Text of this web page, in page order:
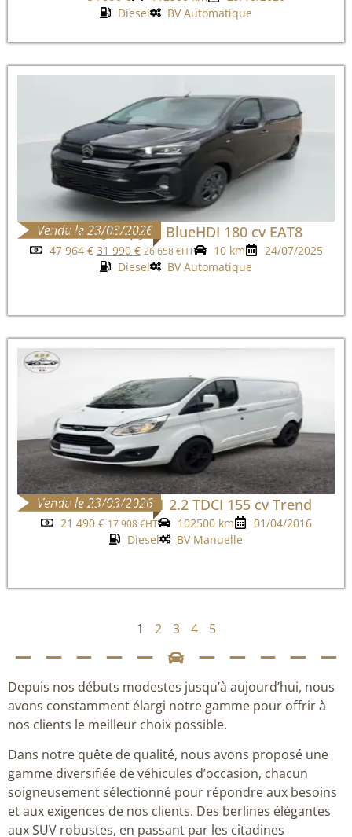
Diesel
BV Automatique
Vendu le 23/03/2026
Citroën Jumpy M BlueHDI 180 cv EAT8
47 964€ 31 990 € 26 658 €HT 10 km
24/07/2025
Diesel
BV Automatique
Vendu le 23/03/2026
Ford Custom L1H1 2.2 TDCI 155 cv Trend
21 490 € 17 908 €HT 102500 km
01/04/2016
Diesel
BV Manuelle
1 2 3 4 5
Depuis nos débuts modestes jusqu’à aujourd’hui, nous
avons constamment élargi notre gamme pour offrir à
nos clients le meilleur choix possible.
Dans notre quête de qualité, nous avons proposé une
gamme diversifiée de véhicules d’occasion, chacun
soigneusement sélectionné pour répondre aux besoins
et aux exigences de nos clients. Des berlines élégantes
aux SUV robustes, en passant par les citadines